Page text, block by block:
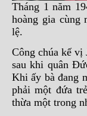
Tháng 1 năm 1943, Canada đang che giấu một bí mật
hoàng gia cùng
lệ.
Công chúa kế vị
sau khi quân
Khi ấy bà đang
phải một đứa
thừa một trong